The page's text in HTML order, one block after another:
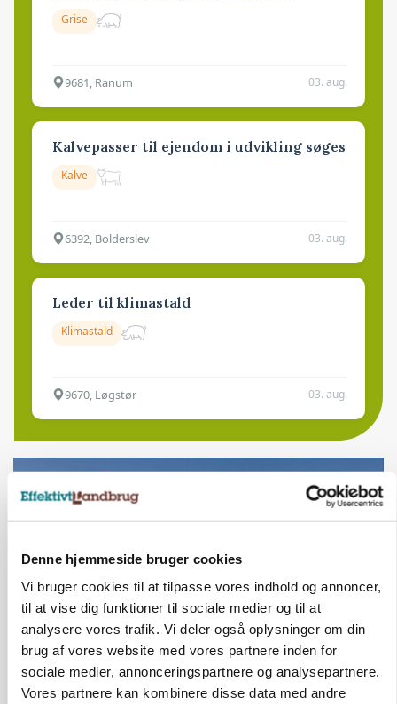
Denne hjemmeside bruger cookies
Vi bruger cookies til at tilpasse vores indhold og annoncer,
til at vise dig funktioner til sociale medier og til at
analysere vores trafik. Vi deler også oplysninger om din
brug af vores website med vores partnere inden for
sociale medier, annonceringspartnere og analysepartnere.
Vores partnere kan kombinere disse data med andre
Grise
9681, Ranum 03. aug.
Kalvepasser til ejendom i udvikling søges
Kalve
6392, Bolderslev 03. aug.
Leder til klimastald
Klimastald
9670, Løgstør 03. aug.
BUSINESS
Lokalt generationsskifte skal løfte midtjysk